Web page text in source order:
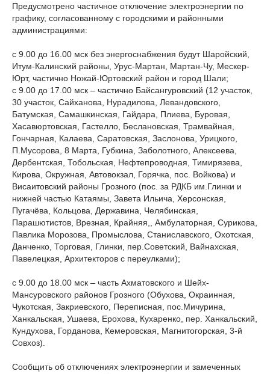
Предусмотрено частичное отключение электроэнергии по
графику, согласованному с городскими и районными
администрациями:
с 9.00 до 16.00 мск без энергоснабжения будут Шаройский,
Итум-Калинский районы, Урус-Мартан, Мартан-Чу, Мескер-
Юрт, частично Ножай-Юртовский район и город Шали;
с 9.00 до 17.00 мск – частично Байсангуровский (12 участок,
30 участок, Сайханова, Нурадилова, Левандовского,
Батумская, Самашкинская, Гайдара, Плиева, Буровая,
Хасавюртовская, Гастелло, Беслановская, Трамвайная,
Гончарная, Калаева, Саратовская, Заслонова, Урицкого,
П.Мусорова, 8 Марта, Губкина, Заболотного, Алексеева,
Дербентская, Тобольская, Нефтепроводная, Тимирязева,
Кирова, Окружная, Автовокзал, Горячка, пос. Войкова) и
Висаитовский районы Грозного (пос. за РДКБ им.Глинки и
нижней частью Катаямы, Завета Ильича, Херсонская,
Пугачёва, Кольцова, Державина, Челябинская,
Парашютистов, Врезная, Крайняя,, Амбулаторная, Сурикова,
Павлика Морозова, Промыслова, Станиславского, Охотская,
Данченко, Торговая, Глинки, пер.Советский, Вайнахская,
Павелецкая, Архитекторов с переулками);
с 9.00 до 18.00 мск – часть Ахматовского и Шейх-
Мансуровского районов Грозного (Обухова, Окраинная,
Чукотская, Закриевского, Переписная, пос.Мичурина,
Ханкальская, Ушаева, Ерохова, Кухаренко, пер. Ханкальский,
Кундухова, Горданова, Кемеровская, Магнитогорская, 3-й
Совхоз).
Сообщить об отключениях электроэнергии и замеченных